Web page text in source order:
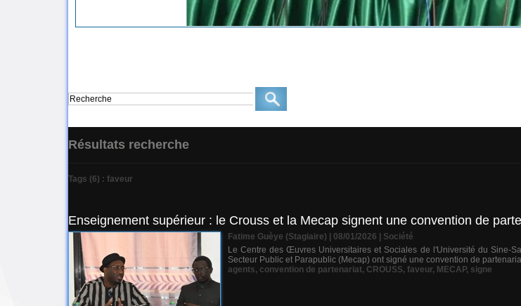
Résultats recherche
Tags (6) : faveur
Enseignement supérieur : le Crouss et la Mecap signent une convention de
Fatime Guèye (Stagiaire) | 08/01/2026
Société
Le Centre des Œuvres Universitaires et Sociales de l'Université du Sine-
Secteur Public et Parapublic (Mecap) ont signé une convention de
agents, convention de partenariat, CROUSS, faveur, MECAP, signe